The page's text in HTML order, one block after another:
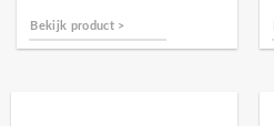
Bekijk product >